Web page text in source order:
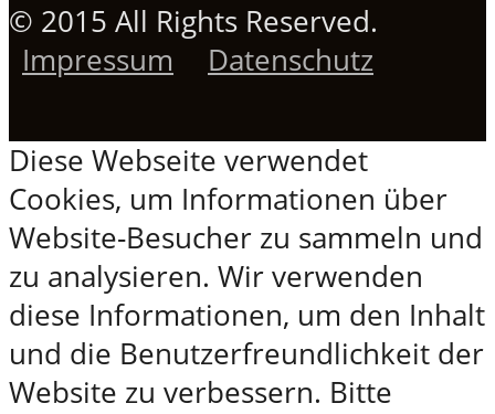
© 2015 All Rights Reserved.
Impressum
Datenschutz
Diese Webseite verwendet
Cookies, um Informationen über
Website-Besucher zu sammeln und
zu analysieren. Wir verwenden
diese Informationen, um den Inhalt
und die Benutzerfreundlichkeit der
Website zu verbessern. Bitte